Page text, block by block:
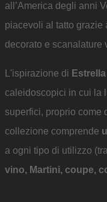
all’America degli anni
piacevoli al tatto grazie
decorato e scanalature
L'ispirazione di Estrella
caleidoscopici in cui la
superfici, proprio come
collezione comprende
a ogni tipo di utilizzo
vino, Martini, coupe,